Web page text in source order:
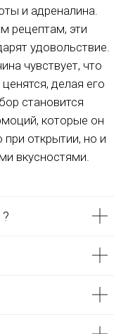
и адреналина.
рецептам, эти
удовольствие.
чувствует, что
делая его
становится
которые он
открытии, но и
вкусностями.
кузен знал,
Этот
благодарю ее и
умирают, это
3 дня после
- 2-7 дней после